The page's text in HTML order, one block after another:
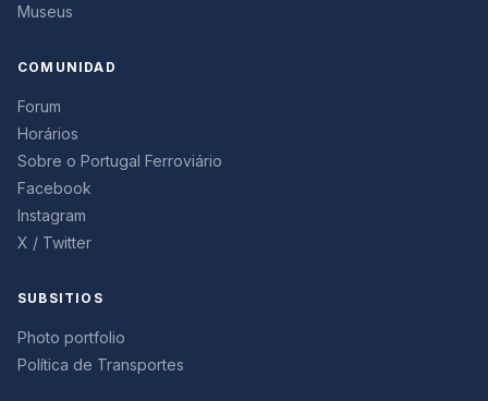
Museus
COMUNIDAD
Forum
Horários
Sobre o Portugal Ferroviário
Facebook
Instagram
X / Twitter
SUBSITIOS
Photo portfolio
Política de Transportes